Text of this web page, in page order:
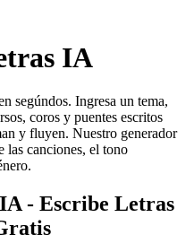
IA
segúndos. Ingresa un tema,
coros y puentes escritos
y fluyen. Nuestro generador
las canciones, el tono
- Escribe Letras